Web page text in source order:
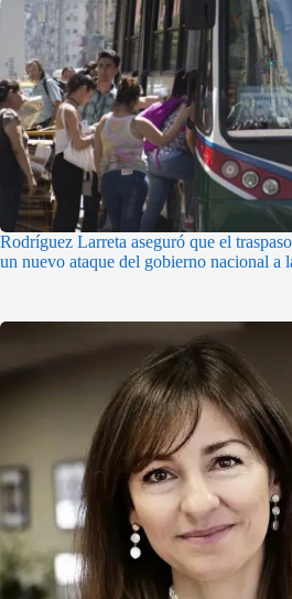
Rodríguez Larreta aseguró que el
un nuevo ataque del gobierno nacional a